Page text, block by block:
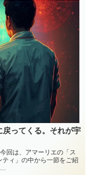
ってくる。それが宇
回は、アマーリエの「ス
ィ」の中から一節をご紹